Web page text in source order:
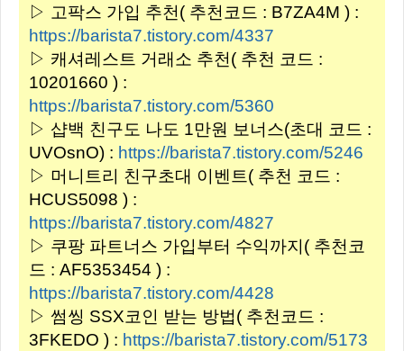
▷ 고팍스 가입 추천( 추천코드 : B7ZA4M ) :
https://barista7.tistory.com/4337
▷ 캐셔레스트 거래소 추천( 추천 코드 :
10201660 ) :
https://barista7.tistory.com/5360
▷ 샵백 친구도 나도 1만원 보너스(초대 코드 :
UVOsnO) : https://barista7.tistory.com/5246
▷ 머니트리 친구초대 이벤트( 추천 코드 :
HCUS5098 ) :
https://barista7.tistory.com/4827
▷ 쿠팡 파트너스 가입부터 수익까지( 추천코
드 : AF5353454 ) :
https://barista7.tistory.com/4428
▷ 썸씽 SSX코인 받는 방법( 추천코드 :
3FKEDO ) : https://barista7.tistory.com/5173